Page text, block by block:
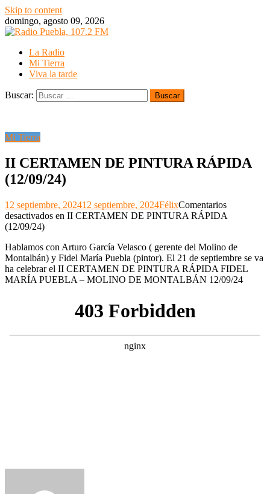
Skip to content
domingo, agosto 09, 2026
La Radio
Mi Tierra
Viva la tarde
Buscar:
Mi Tierra
II CERTAMEN DE PINTURA RÁPIDA
(12/09/24)
12 septiembre, 202412 septiembre, 2024FélixComentarios
desactivados en II CERTAMEN DE PINTURA RÁPIDA
(12/09/24)
Hablamos con Arturo García Velasco ( gerente del Molino de
Montalbán) y Fidel María Puebla (pintor). El 21 de septiembre se va
ha celebrar el II CERTAMEN DE PINTURA RÁPIDA FIDEL
MARÍA PUEBLA – MOLINO DE MONTALBÁN 12/09/24